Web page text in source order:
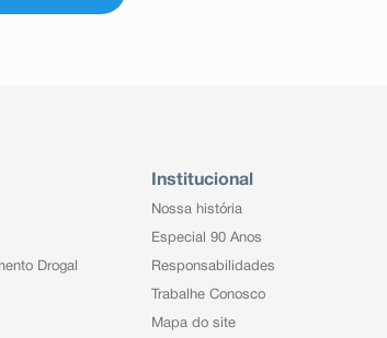
Drogal
Institucional
Nossa história
Especial 90 Anos
Responsabilidades
Trabalhe Conosco
Mapa do site